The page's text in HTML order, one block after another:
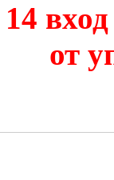
14
от